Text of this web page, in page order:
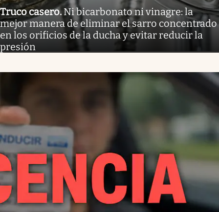
Truco casero. Ni bicarbonato ni vinagre: la
mejor manera de eliminar el sarro concentrado
en los orificios de la ducha y evitar reducir la
presión